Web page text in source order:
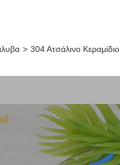
> 304 Ατσάλινο